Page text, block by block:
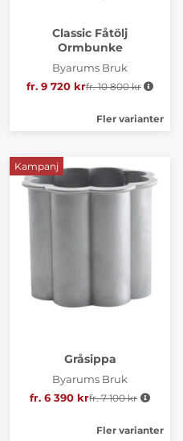
Classic Fåtölj
Ormbunke
Byarums Bruk
fr. 9 720 kr Ordinarie pris:
fr. 10 800 kr
Fler varianter
Kampanj
Gråsippa
Byarums Bruk
fr. 6 390 krOrdinarie pris:
fr. 7 100 kr
Fler varianter